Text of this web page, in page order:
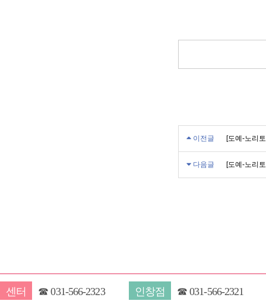
이전글 [도예-노리
다음글 [도예-노리
센터 ☎031-566-2323 인창점 ☎031-566-2321